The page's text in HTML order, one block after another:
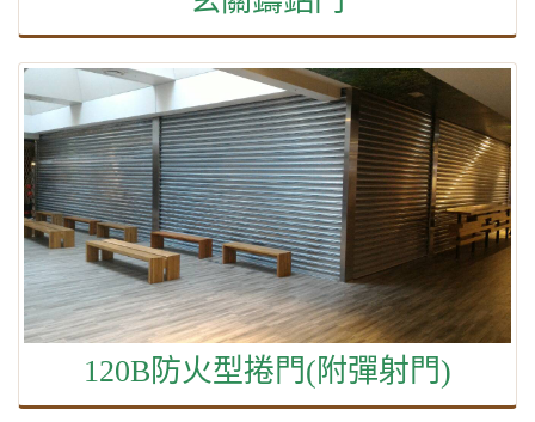
120B防火型捲門(附彈射門)